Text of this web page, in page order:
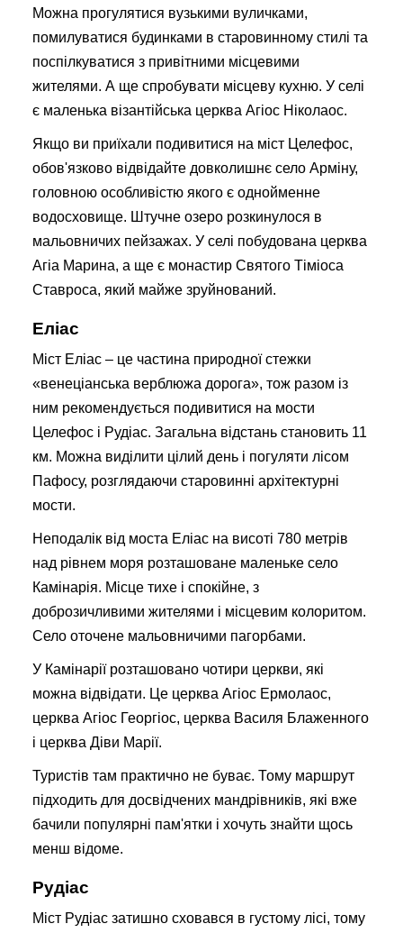
Можна прогулятися вузькими вуличками,
помилуватися будинками в старовинному стилі та
поспілкуватися з привітними місцевими
жителями. А ще спробувати місцеву кухню. У селі
є маленька візантійська церква Агіос Ніколаос.
Якщо ви приїхали подивитися на міст Целефос,
обов'язково відвідайте довколишнє село Арміну,
головною особливістю якого є однойменне
водосховище. Штучне озеро розкинулося в
мальовничих пейзажах. У селі побудована церква
Агіа Марина, а ще є монастир Святого Тіміоса
Ставроса, який майже зруйнований.
Еліас
Міст Еліас – це частина природної стежки
«венеціанська верблюжа дорога», тож разом із
ним рекомендується подивитися на мости
Целефос і Рудіас. Загальна відстань становить 11
км. Можна виділити цілий день і погуляти лісом
Пафосу, розглядаючи старовинні архітектурні
мости.
Неподалік від моста Еліас на висоті 780 метрів
над рівнем моря розташоване маленьке село
Камінарія. Місце тихе і спокійне, з
доброзичливими жителями і місцевим колоритом.
Село оточене мальовничими пагорбами.
У Камінарії розташовано чотири церкви, які
можна відвідати. Це церква Агіос Ермолаос,
церква Агіос Георгіос, церква Василя Блаженного
і церква Діви Марії.
Туристів там практично не буває. Тому маршрут
підходить для досвідчених мандрівників, які вже
бачили популярні пам'ятки і хочуть знайти щось
менш відоме.
Рудіас
Міст Рудіас затишно сховався в густому лісі, тому